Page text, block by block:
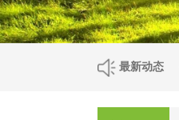
最新动态